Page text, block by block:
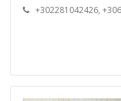
+302281042426,